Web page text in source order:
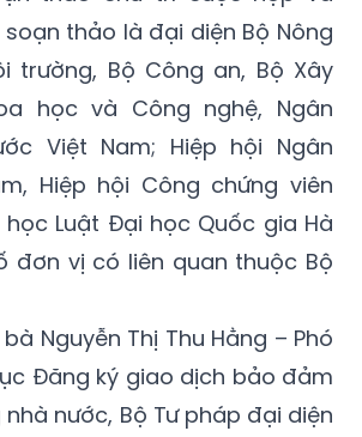
thảo là đại diện Bộ Nông
trường, Bộ Công an, Bộ Xây
học và Công nghệ, Ngân
Việt Nam; Hiệp hội Ngân
Hiệp hội Công chứng viên
Luật Đại học Quốc gia Hà
đơn vị có liên quan thuộc Bộ
Nguyễn Thị Thu Hằng – Phó
Đăng ký giao dịch bảo đảm
nước, Bộ Tư pháp đại diện